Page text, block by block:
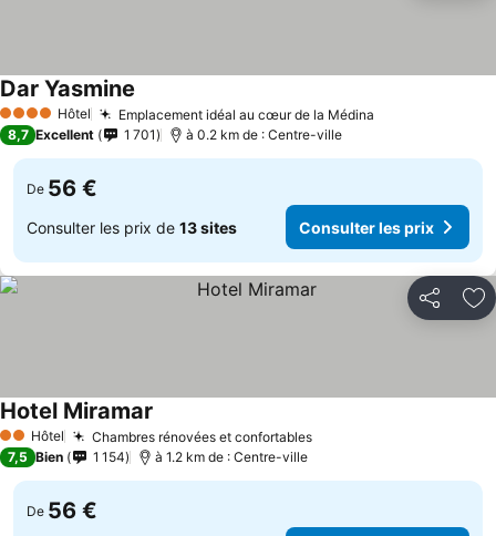
4 Étoiles Hôtel Emplacement idéal au cœur de la Médina
Dar Yasmine
8,7 Excellent 1 701 à 0.2 km de : Centre-ville
De 56 €
Consulter les prix de 13 sites Consulter les prix
Partager
2 Étoiles
Hôtel Chambres rénovées et confortables
Hotel Miramar
7,5 Bien 1 154 à 1.2 km de : Centre-ville
De 56 €